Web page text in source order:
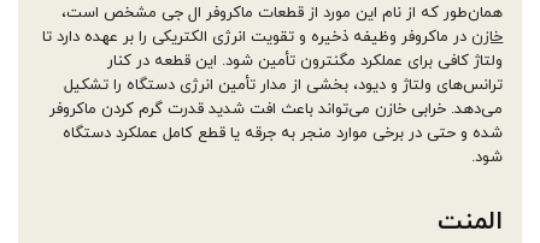
همان‌طور که از نام این مورد از قطعات ماکروفر ال جی مشخص است،
خازندر ماکروفر وظیفه ذخیره و تقویت انرژی الکتریکی را بر عهده دارد تا
ولتاژ کافی برای عملکرد مگنترون تأمین شود. این قطعه در کنار
ترانس‌های ولتاژ و دیود، بخشی از مدار تأمین انرژی دستگاه را تشکیل
می‌دهد. خرابی خازن می‌تواند باعث افت شدید قدرت گرم کردن ماکروفر
شده و حتی در برخی موارد منجر به جرقه یا قطع کامل عملکرد دستگاه
شود.
المنت